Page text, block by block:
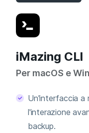
iMazing CLI
Per macOS e
Un'interfaccia a
l'interazione
backup.